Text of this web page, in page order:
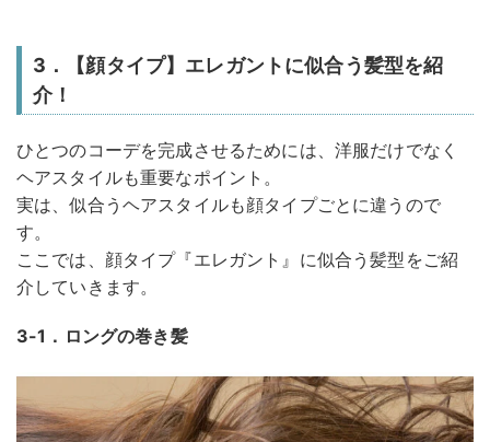
3．【顔タイプ】エレガントに似合う髪型を紹
介！
ひとつのコーデを完成させるためには、洋服だけでなく
ヘアスタイルも重要なポイント。
実は、似合うヘアスタイルも顔タイプごとに違うので
す。
ここでは、顔タイプ『エレガント』に似合う髪型をご紹
介していきます。
3-1．ロングの巻き髪